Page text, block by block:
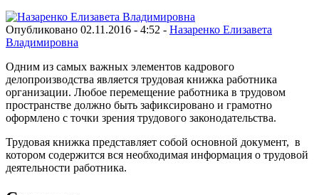
Опубликовано 02.11.2016 - 4:52 - Назаренко Елизавета
Владимировна
Одним из самых важных элементов кадрового
делопроизводства является трудовая книжка работника
организации. Любое перемещение работника в трудовом
пространстве должно быть зафиксировано и грамотно
оформлено с точки зрения трудового законодательства.
Трудовая книжка представляет собой основной документ, в
котором содержится вся необходимая информация о трудовой
деятельности работника.